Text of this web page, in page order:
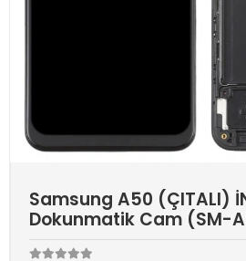
Samsung A50 (ÇITALI)
Dokunmatik Cam (SM-